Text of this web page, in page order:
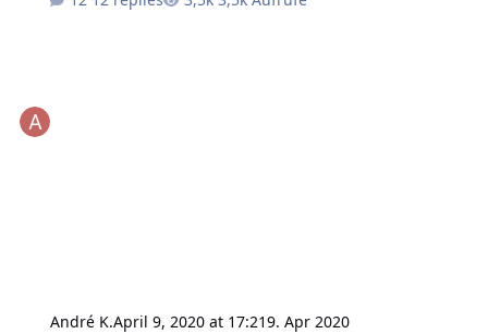
André K.April 9, 2020 at 17:219. Apr 2020